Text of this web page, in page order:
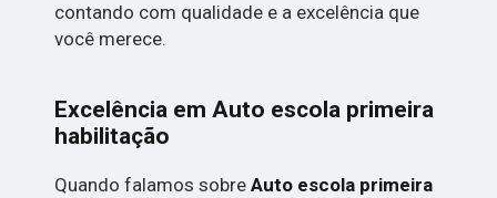
contando com qualidade e a excelência que
você merece.
Excelência em Auto escola primeira
habilitação
Quando falamos sobreAuto escola primeira